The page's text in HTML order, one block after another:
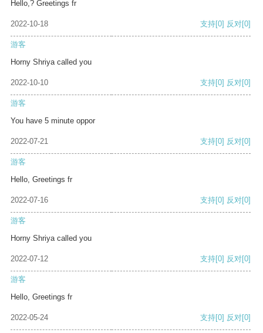
Hello,? Greetings fr
2022-10-18 支持[0] 反对[0]
游客
Horny Shriya called you
2022-10-10 支持[0] 反对[0]
游客
You have 5 minute oppor
2022-07-21 支持[0] 反对[0]
游客
Hello, Greetings fr
2022-07-16 支持[0] 反对[0]
游客
Horny Shriya called you
2022-07-12 支持[0] 反对[0]
游客
Hello, Greetings fr
2022-05-24 支持[0] 反对[0]